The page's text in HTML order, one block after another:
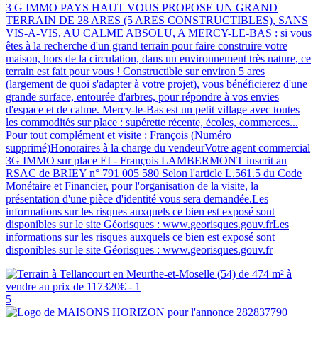
3 G IMMO PAYS HAUT VOUS PROPOSE UN GRAND
TERRAIN DE 28 ARES (5 ARES CONSTRUCTIBLES), SANS
VIS-A-VIS, AU CALME ABSOLU, A MERCY-LE-BAS : si vous
êtes à la recherche d'un grand terrain pour faire construire votre
maison, hors de la circulation, dans un environnement très nature, ce
terrain est fait pour vous ! Constructible sur environ 5 ares
(largement de quoi s'adapter à votre projet), vous bénéficierez d'une
grande surface, entourée d'arbres, pour répondre à vos envies
d'espace et de calme. Mercy-le-Bas est un petit village avec toutes
les commodités sur place : supérette récente, écoles, commerces...
Pour tout complément et visite : François (Numéro
supprimé)Honoraires à la charge du vendeurVotre agent commercial
3G IMMO sur place EI - François LAMBERMONT inscrit au
RSAC de BRIEY n° 791 005 580 Selon l'article L.561.5 du Code
Monétaire et Financier, pour l'organisation de la visite, la
présentation d'une pièce d'identité vous sera demandée.Les
informations sur les risques auxquels ce bien est exposé sont
disponibles sur le site Géorisques : www.georisques.gouv.frLes
informations sur les risques auxquels ce bien est exposé sont
disponibles sur le site Géorisques : www.georisques.gouv.fr
5